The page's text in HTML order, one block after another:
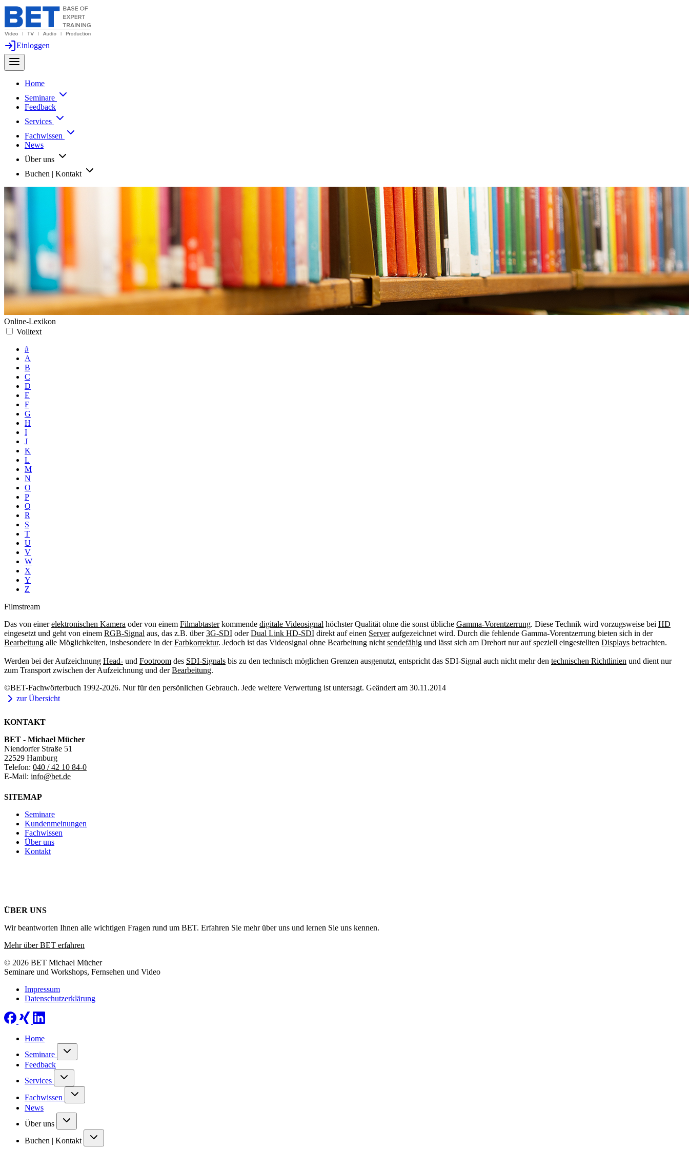
Einloggen
Home
Seminare
Feedback
Services
Fachwissen
News
Über uns
Buchen | Kontakt
Online-Lexikon
Volltext
#
A
B
C
D
E
F
G
H
I
J
K
L
M
N
O
P
Q
R
S
T
U
V
W
X
Y
Z
Filmstream
Das von einerelektronischen Kamera oder von einem Filmabtasterkommende digitale Videosignal höchster Qualität ohne die sonst übliche Gamma-Vorentzerrung. Diese Technik wird vorzugsweise bei HD
eingesetzt und geht von einem RGB-Signal aus, das z.B. über3G-SDI oderDual Link HD-SDI direkt auf einen Serveraufgezeichnet wird. Durch die fehlende Gamma-Vorentzerrung bieten sich in der
Bearbeitung alle Möglichkeiten, insbesondere in derFarbkorrektur. Jedoch ist das Videosignal ohne Bearbeitung nicht sendefähig und lässt sich am Drehort nur auf speziell eingestellten Displays betrachten.
Werden bei der Aufzeichnung Head- und Footroom des SDI-Signals bis zu den technisch möglichen Grenzen ausgenutzt, entspricht das SDI-Signal auch nicht mehr den technischen Richtlinien und dient nur
zum Transport zwischen der Aufzeichnung und derBearbeitung.
©BET-Fachwörterbuch 1992-2026. Nur für den persönlichen Gebrauch. Jede weitere Verwertung ist untersagt. Geändert am 30.11.2014
zur Übersicht
KONTAKT
BET - Michael Mücher
Niendorfer Straße 51
22529 Hamburg
Telefon: 040 / 42 10 84-0
E-Mail: info@bet.de
SITEMAP
Seminare
Kundenmeinungen
Fachwissen
Über uns
Kontakt
ÜBER UNS
Wir beantworten Ihnen alle wichtigen Fragen rund um BET. Erfahren Sie mehr über uns und lernen Sie uns kennen.
Mehr über BET erfahren
© 2026 BET Michael Mücher
Seminare und Workshops, Fernsehen und Video
Impressum
Datenschutzerklärung
Home
Seminare
Feedback
Services
Fachwissen
News
Über uns
Buchen | Kontakt